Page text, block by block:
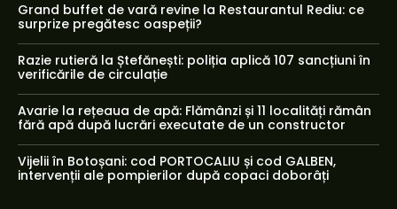
Grand buffet de vară revine la Restaurantul Rediu: ce
surprize pregătesc oaspeții?
Razie rutieră la Ștefănești: poliția aplică 107 sancțiuni în
verificările de circulație
Avarie la rețeaua de apă: Flămânzi și 11 localități rămân
fără apă după lucrări executate de un constructor
Vijelii în Botoșani: cod PORTOCALIU și cod GALBEN,
intervenții ale pompierilor după copaci doborâți